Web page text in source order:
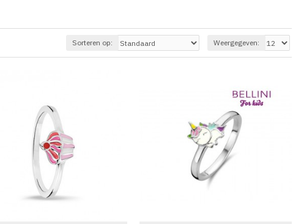
Sorteren op: Weergegeven: